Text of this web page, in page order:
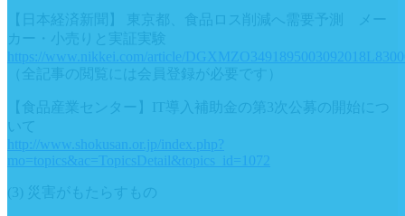
【日本経済新聞】 東京都、食品ロス削減へ需要予測 メー
カー・小売りと実証実験
https://www.nikkei.com/article/
（全記事の閲覧には会員登録が必要です）
【食品産業センター】IT導入補助金の第3次公募の開始につ
いて
http://www.shokusan.or.jp/index.php?
mo=topics&ac=TopicsDetail&topics_id=1072
(3) 災害がもたらすもの